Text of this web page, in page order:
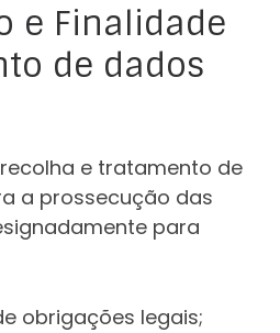
e Finalidade
de dados
recolha e tratamento de
a prossecução das
para
obrigações legais;